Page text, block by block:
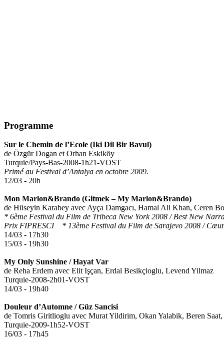
Programme
Sur le Chemin de l’Ecole (Iki Dil Bir
de Özgür Dogan et Orhan Eskiköy
Turquie/Pays-Bas-2008-1h21-VOST
Primé au Festival d’Antalya en octobre 2009.
12/03 - 20h
Mon Marlon&Brando (Gitmek – My Marlon&Brando)
de Hüseyin Karabey avec Ayça Damgacı, Hamal Ali Khan, Ceren
* 6ème Festival du Film de Tribeca New York 2008 / Best New
Prix FIPRESCI * 13ème Festival du Film de Sarajevo 2008 / Cœur
14/03 - 17h30
15/03 - 19h30
My Only Sunshine / Hayat Var
de Reha Erdem avec Elit Işçan, Erdal Besikçioglu, Levend Yilmaz
Turquie-2008-2h01-VOST
14/03 - 19h40
Douleur d’Automne / Güz Sancisi
de Tomris Giritlioglu avec Murat Yildirim, Okan Yalabik, Beren
Turquie-2009-1h52-VOST
16/03 - 17h45